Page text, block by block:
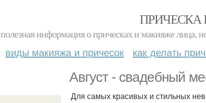
полезная информация о прическах и макияже лица,
виды макияжа и причесок как делать
Август - свадебный
Для самых красивых и стильных